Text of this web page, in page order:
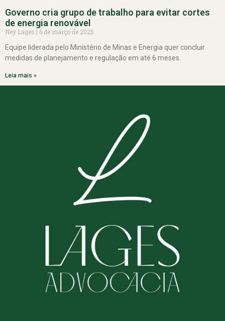
Governo cria grupo de trabalho para evitar cortes
de energia renovável
Ney Lages
6 de março de 2025
Equipe liderada pelo Ministério de Minas e Energia quer concluir
medidas de planejamento e regulação em até 6 meses.
Leia mais »